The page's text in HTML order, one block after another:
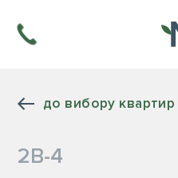
до вибору квартир
2В-4